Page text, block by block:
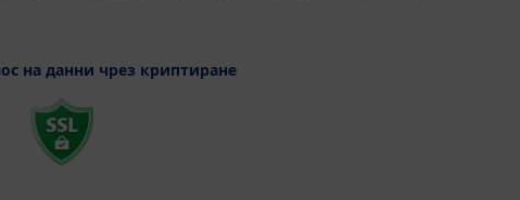
на данни чрез криптиране